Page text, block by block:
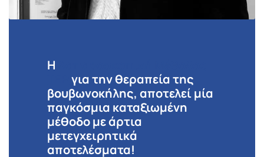
Η
για την θεραπεία της
βουβωνοκήλης, αποτελεί μία
παγκόσμια καταξιωμένη
μέθοδο με άρτια
μετεγχειρητικά
αποτελέσματα!